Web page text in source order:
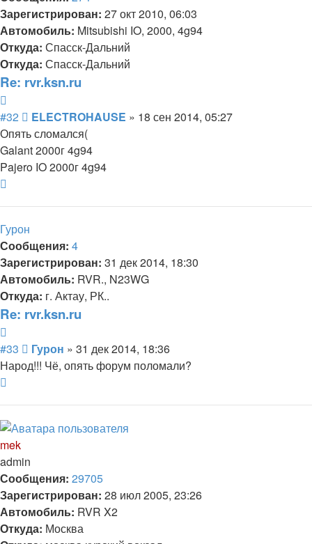
Зарегистрирован: 27 окт 2010, 06:03
Автомобиль: Mitsubishi IO, 2000, 4g94
Откуда: Спасск-Дальний
Откуда: Спасск-Дальний
Re: rvr.ksn.ru
#32
Сообщение
ELECTROHAUSE » 18 сен 2014, 05:27
Опять сломался(
Galant 2000г 4g94
Pajero IO 2000г 4g94
Гурон
Сообщения: 4
Зарегистрирован: 31 дек 2014, 18:30
Автомобиль: RVR., N23WG
Откуда: г. Актау, РК..
Re: rvr.ksn.ru
#33
Сообщение
Гурон » 31 дек 2014, 18:36
Народ!!! Чё, опять форум поломали?
mek
admin
Сообщения: 29705
Зарегистрирован: 28 июл 2005, 23:26
Автомобиль: RVR X2
Откуда: Москва